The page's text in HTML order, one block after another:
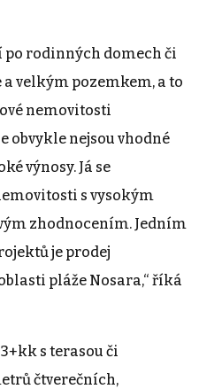
po rodinných domech či
velkým pozemkem, a to
nemovitosti
obvykle nejsou vhodné
výnosy. Já se
s vysokým
zhodnocením. Jedním
je prodej
pláže Nosara,“ říká
s terasou či
čtverečních,